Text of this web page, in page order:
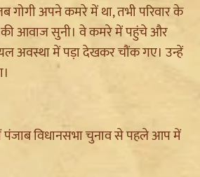
गोगी अपने कमरे में था, तभी परिवार के
आवाज सुनी। वे कमरे में पहुंचे और
अवस्था में पड़ा देखकर चौंक गए। उन्हें
पंजाब विधानसभा चुनाव से पहले आप में